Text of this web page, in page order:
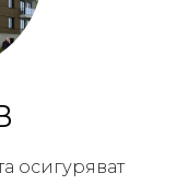
осигуряват